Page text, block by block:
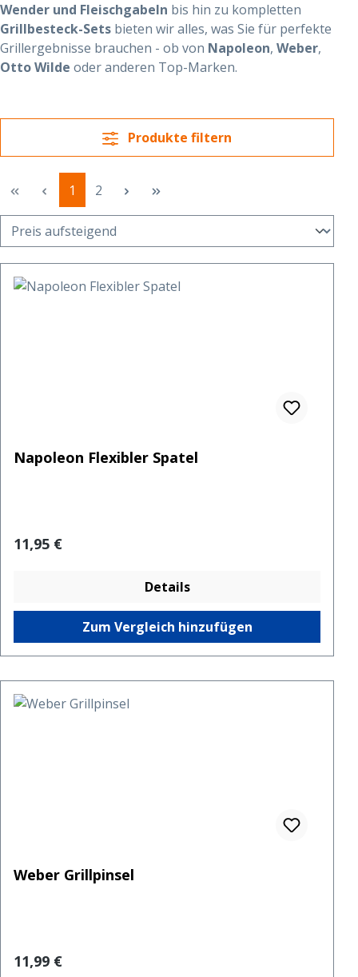
Wender und Fleischgabeln bis hin zu kompletten
Grillbesteck-Sets bieten wir alles, was Sie für perfekte
Grillergebnisse brauchen - ob von Napoleon, Weber,
Otto Wilde oder anderen Top-Marken.
Produkte filtern
Seite
1 Seite
2
Napoleon Flexibler Spatel
Regulärer Preis:
11,95 €
Details
Zum Vergleich hinzufügen
Weber Grillpinsel
Regulärer Preis:
11,99 €